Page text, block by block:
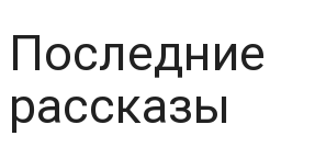
Последние
рассказы